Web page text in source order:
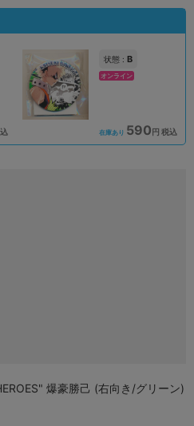
状態 : B
オンライン
在庫あり 590円 税込
爆豪勝己 (右向き/グリーン)